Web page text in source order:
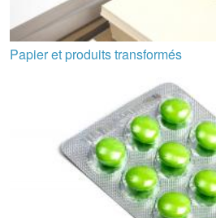
Papier et produits transformés